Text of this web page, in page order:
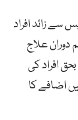
تیس سے زائد افراد
دوران علاج
افراد کی
اضافے کا